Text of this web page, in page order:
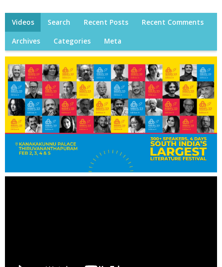
Videos Search Recent Posts Recent Comments
Archives Categories Meta